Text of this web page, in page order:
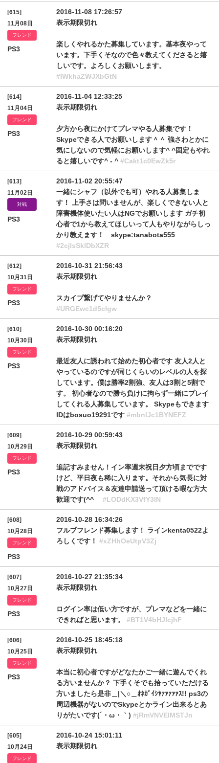
[615]
11月08日
フレンド
PS3
2016-11-08 17:26:57
表示期限切れ
楽しくやれるかた募集しています。基本夜やって
います。下手くそなので色々教えてくださると嬉
しいです。よろしくお願いします。
#IWkhaZWJXbGtN
[614]
11月04日
フレンド
PS3
2016-11-04 12:33:25
表示期限切れ
夕方から夜にかけてプレマやる人募集です！
Skypeできる人でお願いします＾＾ 強さわとかに
気にしないので気軽にお願いします^ ^固定もやれ
ると嬉しいです^ - ^ #Cakt1c0EwZk5r
[613]
11月02日
対戦
PS3
2016-11-02 20:55:47
一緒にシャフ（以外でも可）やれる人募集しま
す！ 上手さは問いませんが、楽しくできない人と
障害機体使いたい人はNGでお願いします ガチ初
心者で1から教えてほしいって人もやりながらしっ
かり教えます！ skype:tanabota555
#2cjlsSklDbXZR
[612]
10月31日
フレンド
PS3
2016-10-31 21:56:43
表示期限切れ
スカイプ繋げてやりませんか？
#URGEwc1d5clgw
[610]
10月30日
フレンド
PS3
2016-10-30 00:16:20
表示期限切れ
最近友人に誘われて始めた初心者です 友人2人と
やっているのですが同じくらいのレベルの人を探
しています。僕は勝率2割強、友人は3割と5割で
す。 初心者なので勝ち負けに拘らず一緒にプレイ
してくれる人募集しています。 Skypeもできます
IDはbosuo19291です #mbnlJc1BYNEFZ
[609]
10月29日
フレンド
PS3
2016-10-29 00:59:43
表示期限切れ
追記すみません！イン率週末祝日夕方頃までです
けど、平日夜も稀に入ります。それから気長に対
戦のアドバイス＆友達申請送って頂ける暇な方大
歓迎です(^^ゞ #LODdKX3VfY3lN
[608]
10月28日
フレンド
PS3
2016-10-28 16:34:26
フルブフレンド募集します！ ラインkenta0522よ
ろしくです！ #xZHhOeUtpV3Zj
[607]
10月27日
フレンド
PS3
2016-10-27 21:35:34
表示期限切れ
ログイン率は低い方ですが、プレマなどを一緒に
できればと思います。 #BT1V4bHJlcjhF
[606]
10月25日
フレンド
PS3
2016-10-25 18:45:18
表示期限切れ
本当に初心者ですがどなたかご一緒に遊んでくれ
る方いませんか？ 下手くそでも拾っていただける
方いましたら是非＿|＼○＿ｵﾈｶﾞｲｼﾔｧｧｧｧｧｽ!! ps3の
周辺機器がないのでSkypeとかライン出来るとあ
りがたいです(´・ω・｀) #jRmVNVElMSTJn
[605]
10月24日
フレンド
2016-10-24 15:01:11
表示期限切れ